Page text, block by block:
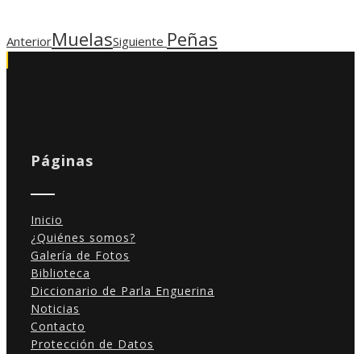
AnteriorMuelasSiguiente Peñas
Páginas
Inicio
¿Quiénes somos?
Galería de Fotos
Biblioteca
Diccionario de Parla Enguerina
Noticias
Contacto
Protección de Datos